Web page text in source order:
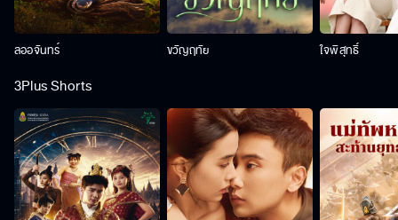
ลออจันทร์ ขวัญฤทัย ใจพิสุทธิ์
3Plus Shorts